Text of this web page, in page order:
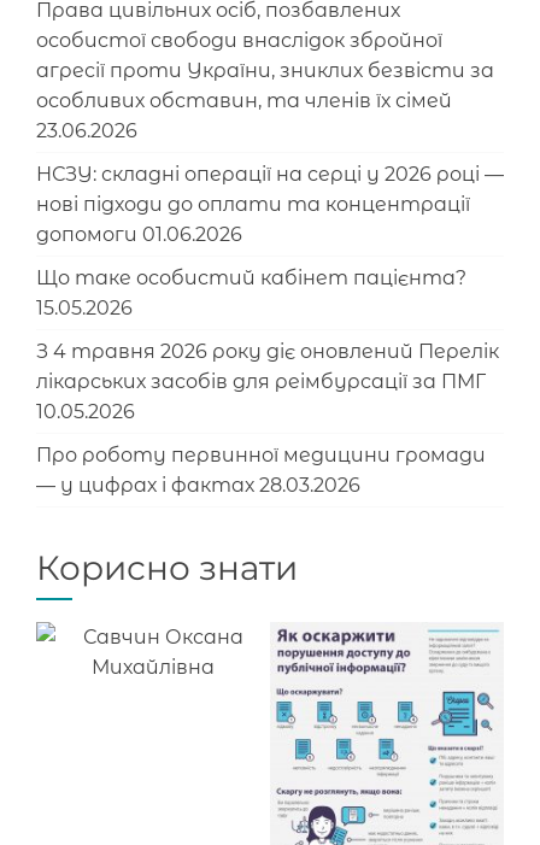
Права цивільних осіб, позбавлених
особистої свободи внаслідок збройної
агресії проти України, зниклих безвісти за
особливих обставин, та членів їх сімей
23.06.2026
НСЗУ: складні операції на серці у 2026 році —
нові підходи до оплати та концентрації
допомоги 01.06.2026
Що таке особистий кабінет пацієнта?
15.05.2026
З 4 травня 2026 року діє оновлений Перелік
лікарських засобів для реімбурсації за ПМГ
10.05.2026
Про роботу первинної медицини громади
— у цифрах і фактах 28.03.2026
Корисно знати